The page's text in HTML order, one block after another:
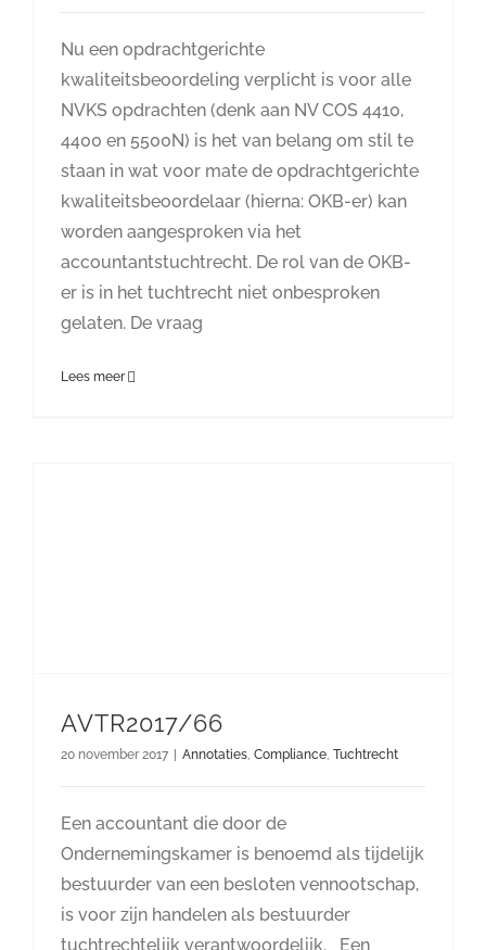
Nu een opdrachtgerichte
kwaliteitsbeoordeling verplicht is voor alle
NVKS opdrachten (denk aan NV COS 4410,
4400 en 5500N) is het van belang om stil te
staan in wat voor mate de opdrachtgerichte
kwaliteitsbeoordelaar (hierna: OKB-er) kan
worden aangesproken via het
accountantstuchtrecht. De rol van de OKB-
er is in het tuchtrecht niet onbesproken
gelaten. De vraag
Lees meer
AVTR2017/66
20 november 2017 | Annotaties, Compliance, Tuchtrecht
Een accountant die door de
Ondernemingskamer is benoemd als tijdelijk
bestuurder van een besloten vennootschap,
is voor zijn handelen als bestuurder
tuchtrechtelijk verantwoordelijk. Een